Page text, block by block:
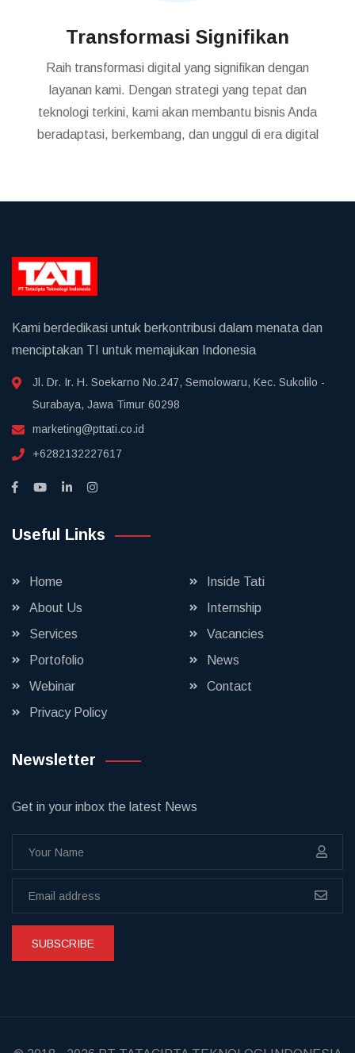
Transformasi Signifikan
Raih transformasi digital yang signifikan dengan
layanan kami. Dengan strategi yang tepat dan
teknologi terkini, kami akan membantu bisnis Anda
beradaptasi, berkembang, dan unggul di era digital
Kami berdedikasi untuk berkontribusi dalam menata dan
menciptakan TI untuk memajukan Indonesia
Jl. Dr. Ir. H. Soekarno No.247, Semolowaru, Kec. Sukolilo -
Surabaya, Jawa Timur 60298
marketing@pttati.co.id
+6282132227617
Useful Links
Home
About Us
Services
Portofolio
Webinar
Privacy Policy
Inside Tati
Internship
Vacancies
News
Contact
Newsletter
Get in your inbox the latest News
SUBSCRIBE